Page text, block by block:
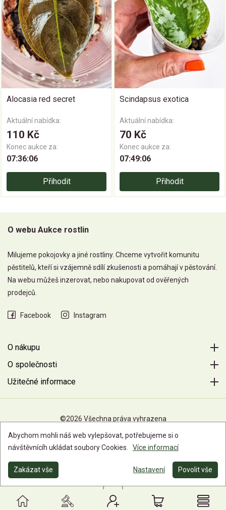
Alocasia red secret
Aktuální nabídka:
110 Kč
Konec aukce za:
07:36:06
Přihodit
Scindapsus exotica
Aktuální nabídka:
70 Kč
Konec aukce za:
07:49:06
Přihodit
O webu Aukce rostlin
Milujeme pokojovky a jiné rostliny. Chceme vytvořit komunitu
pěstitelů, kteří si vzájemně sdílí zkušenosti a pomáhají v pěstování.
Na webu můžeš inzerovat, nebo nakupovat od ověřených
prodejců.
Facebook Instagram
O nákupu
O společnosti
Užitečné informace
©2026 Všechna práva vyhrazena
Abychom mohli náš web vylepšovat, potřebujeme si o
návštěvnícíh ukládat soubory Cookies.
Více informací
Zakázat vše Nastavení Povolit vše